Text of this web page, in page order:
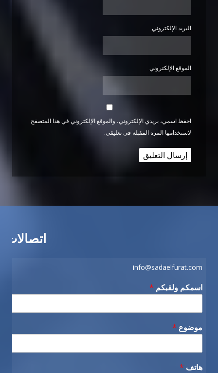
البريد الإلكتروني
الموقع الإلكتروني
احفظ اسمي، بريدي الإلكتروني، والموقع الإلكتروني في هذا المتصفح
لاستخدامها المرة المقبلة في تعليقي.
اتصالات
info@sadaelfurat.com
اسمكم ولقبكم *
موضوع *
هاتف *